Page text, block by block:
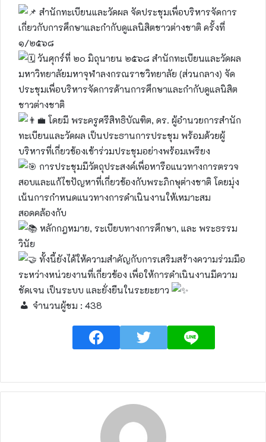
สำนักทะเบียนและวัดผล จัดประชุมเพื่อบริหารจัดการ
เกี่ยวกับการศึกษาและกำกับดูแลนิสิตชาวต่างชาติ ครั้งที่
๑/๒๕๖๘
วันศุกร์ที่ ๒๐ มิถุนายน ๒๕๖๘ สำนักทะเบียนและวัดผล
มหาวิทยาลัยมหาจุฬาลงกรณราชวิทยาลัย (ส่วนกลาง) จัด
ประชุมเพื่อบริหารจัดการด้านการศึกษาและกำกับดูแลนิสิต
ชาวต่างชาติ
โดยมี พระครูศรีสิทธิบัณฑิต, ดร. ผู้อำนวยการสำนัก
ทะเบียนและวัดผล เป็นประธานการประชุม พร้อมด้วยผู้
บริหารที่เกี่ยวข้องเข้าร่วมประชุมอย่างพร้อมเพรียง
การประชุมมีวัตถุประสงค์เพื่อหารือแนวทางการตรวจ
สอบและแก้ไขปัญหาที่เกี่ยวข้องกับพระภิกษุต่างชาติ โดยมุ่ง
เน้นการกำหนดแนวทางการดำเนินงานให้เหมาะสม
สอดคล้องกับ
หลักกฎหมาย, ระเบียบทางการศึกษา, และ พระธรรม
วินัย
ทั้งนี้ยังได้ให้ความสำคัญกับการเสริมสร้างความร่วมมือ
ระหว่างหน่วยงานที่เกี่ยวข้อง เพื่อให้การดำเนินงานมีความ
ชัดเจน เป็นระบบ และยั่งยืนในระยะยาว
จำนวนผู้ชม : 438